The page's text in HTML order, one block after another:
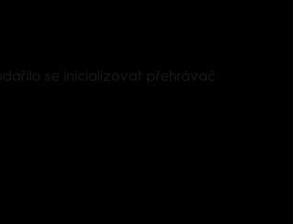
se inicializovat přehrávač